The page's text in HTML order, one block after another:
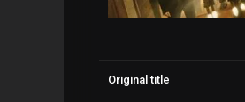
Original title